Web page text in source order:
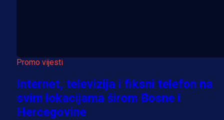
Promo vijesti
Internet, televizija i fiksni telefon na
svim lokacijama širom Bosne i
Hercegovine